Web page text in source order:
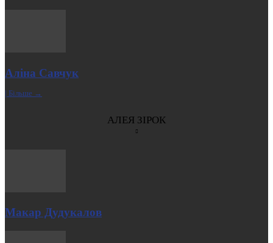
Аліна Савчук
| Більше →
АЛЕЯ ЗІРОК
Макар Дудукалов